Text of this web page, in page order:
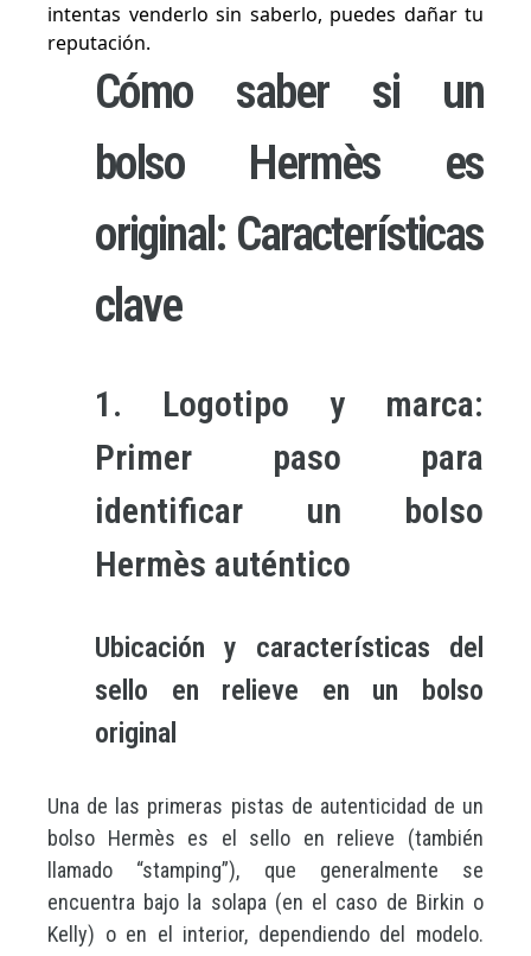
intentas venderlo sin saberlo, puedes dañar tu
reputación.
Cómo saber si un
bolso Hermès es
original: Características
clave
1. Logotipo y marca:
Primer paso para
identificar un bolso
Hermès auténtico
Ubicación y características del
sello en relieve en un bolso
original
Una de las primeras pistas de autenticidad de un
bolso Hermès es el sello en relieve (también
llamado “stamping”), que generalmente se
encuentra bajo la solapa (en el caso de Birkin o
Kelly) o en el interior, dependiendo del modelo.